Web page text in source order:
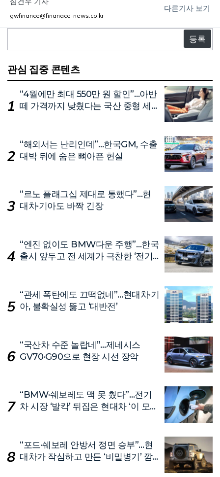
gwfinance@finanace-news.co.kr
다른기사 보기
글
관심 집중 콘텐츠
“4월에만 최대 550만 원 할인”…아반
떼 가격까지 낮췄다는 국산 중형 세
“해외서는 난리인데”…한국GM, 수출
대박 뒤에 숨은 뼈아픈 현실
“르노 플래그십 제대로 통했다”…현
대차·기아도 바짝 긴장
“엔진 없이도 BMW다운 주행”…한국
출시 앞두고 전 세계가 극찬한 ‘전기
“관세 폭탄에도 끄떡없네”…현대차·기
아, 불확실성 뚫고 ‘대반전’
“국산차 수준 놀랍네”…제네시스
GV70·G90으로 현장 시선 장악
“BMW·쉐보레도 맥 못 췄다”…전기
차 시장 ‘발칵’ 뒤집은 현대차 ‘이 모
“포드·쉐보레 안방서 정면 승부”…현
대차가 작심하고 만든 ‘비밀병기’ 깜